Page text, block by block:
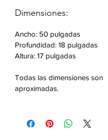
Patas de madera de
Tela color taupé
Incluye: 1 banco
Dimensiones:
Ancho: 50 pulgadas
Profundidad: 18 pulgadas
Altura: 17 pulgadas
Todas las dimensiones son
aproximadas.